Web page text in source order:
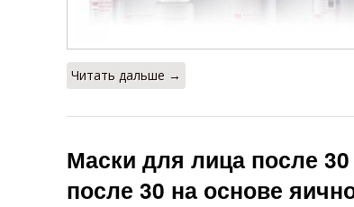
Читать дальше →
Маски для лица после
после 30 на основе